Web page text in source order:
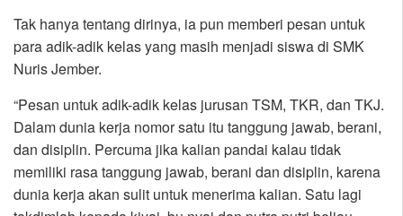
Tak hanya tentang dirinya, ia pun memberi pesan untuk
para adik-adik kelas yang masih menjadi siswa di SMK
Nuris Jember.
“Pesan untuk adik-adik kelas jurusan TSM, TKR, dan TKJ.
Dalam dunia kerja nomor satu itu tanggung jawab, berani,
dan disiplin. Percuma jika kalian pandai kalau tidak
memiliki rasa tanggung jawab, berani dan disiplin, karena
dunia kerja akan sulit untuk menerima kalian. Satu lagi